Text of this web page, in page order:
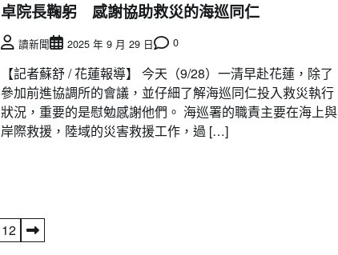
卓院長鞠躬 感謝協助救災的海巡同仁
讀新聞 2025 年 9 月 29 日 0
【記者蘇舒 / 花蓮報導】 今天（9/28）一清早赴花蓮，除了
參加前進協調所的會議，並仔細了解海巡同仁投入救災執行
狀況，重要的是慰勉感謝他們。 海巡署的職責主要在海上與
岸際救援，陸域的災害救援工作，過 […]
12
要聞